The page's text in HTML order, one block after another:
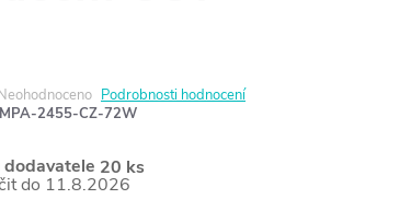
Podrobnosti hodnocení
2455-CZ-72W
20 ks
11.8.2026